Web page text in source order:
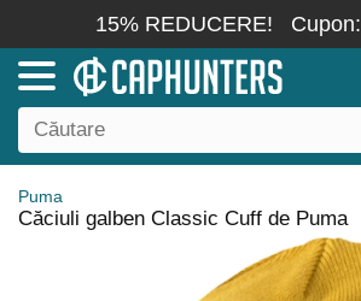
15% REDUCERE! Cupon:
Puma
Căciuli galben Classic Cuff de Puma